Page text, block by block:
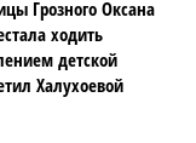
Грозного Оксана
ходить
детской
Халухоевой